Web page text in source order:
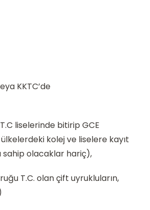
KKTC’de
liselerinde bitirip GCE
kolej ve liselere kayıt
sahip olacaklar hariç),
T.C. olan çift uyrukluların,